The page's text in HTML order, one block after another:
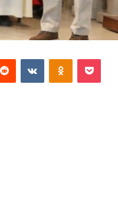
Reddit VKontakteOdnoklassniki